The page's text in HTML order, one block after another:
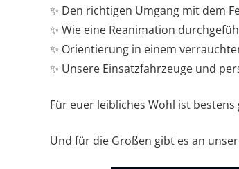
✨ Den richtigen Umgang mit dem
✨ Wie eine Reanimation
✨ Orientierung in einem
✨ Unsere Einsatzfahrzeuge und
Für euer leibliches Wohl ist
Und für die Großen gibt es an